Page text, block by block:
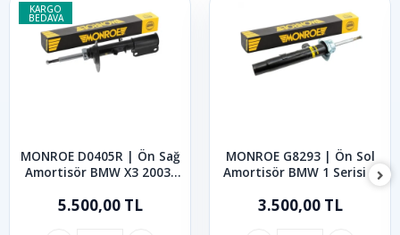
KARGO
BEDAVA
MONROE D0405R | Ön Sağ
Amortisör BMW X3 2003-
5.500,00 TL
MONROE G8293 | Ön Sol
Amortisör BMW 1 Serisi 3
3.500,00 TL